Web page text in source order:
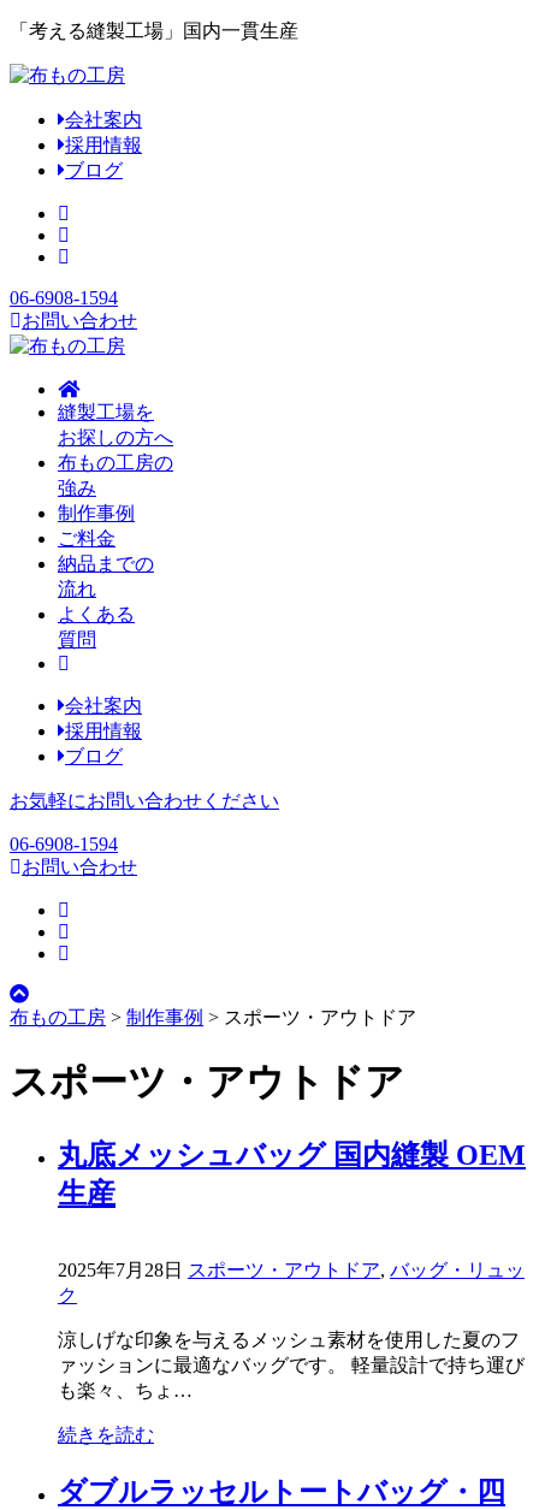
「考える縫製工場」国内一貫生産
会社案内
採用情報
ブログ
06-6908-1594
お問い合わせ
縫製工場を
お探しの方へ
布もの工房の
強み
制作事例
ご料金
納品までの
流れ
よくある
質問
会社案内
採用情報
ブログ
お気軽にお問い合わせください
06-6908-1594
お問い合わせ
布もの工房 > 制作事例 > スポーツ・アウトドア
スポーツ・アウトドア
丸底メッシュバッグ 国内縫製 OEM
生産
2025年7月28日 スポーツ・アウトドア, バッグ・リュッ
ク
涼しげな印象を与えるメッシュ素材を使用した夏のフ
ァッションに最適なバッグです。 軽量設計で持ち運び
も楽々、ちょ…
続きを読む
ダブルラッセルトートバッグ・四